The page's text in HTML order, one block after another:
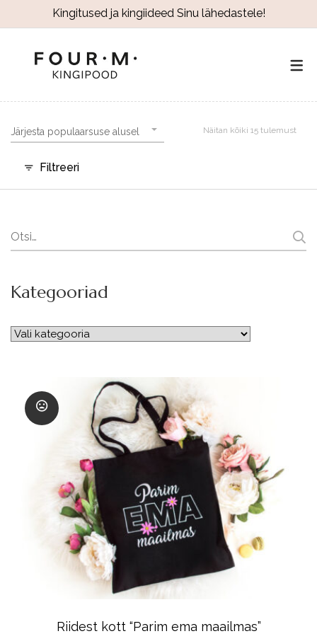
Kingitused ja kingiideed Sinu lähedastele!
Järjesta populaarsuse alusel Näitan kõiki 15 tulemust
Filtreeri
Riidest kott “Parim ema maailmas”
Search
Kategooriad